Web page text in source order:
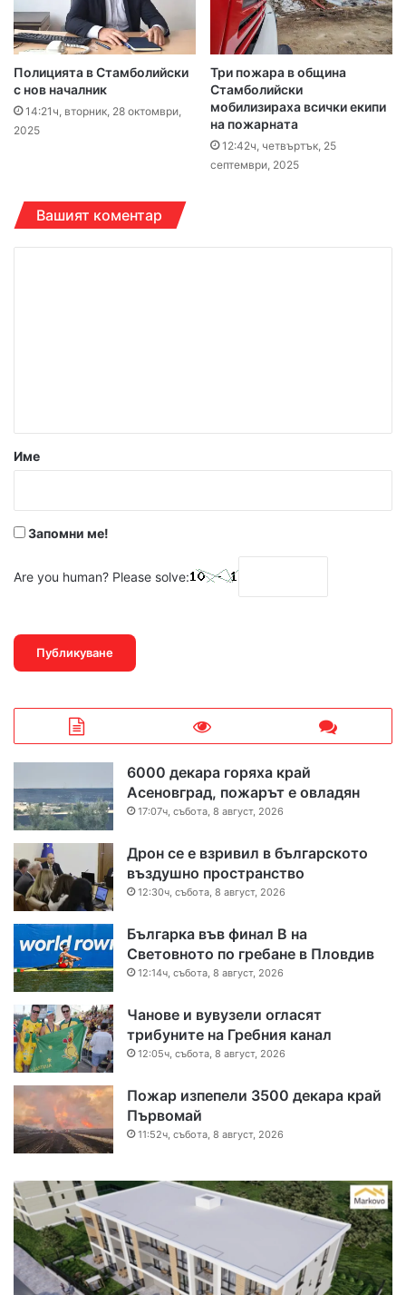
Полицията в Стамболийски
с нов началник
14:21ч, вторник, 28 октомври,
2025
Три пожара в община
Стамболийски
мобилизираха всички екипи
на пожарната
12:42ч, четвъртък, 25
септември, 2025
Вашият коментар
р
Име
Запомни ме!
Are you human? Please solve:
6000 декара горяха край
Асеновград, пожарът е овладян
17:07ч, събота, 8 август, 2026
Дрон се е взривил в българското
въздушно пространство
12:30ч, събота, 8 август, 2026
Българка във финал B на
Световното по гребане в Пловдив
12:14ч, събота, 8 август, 2026
Чанове и вувузели огласят
трибуните на Гребния канал
12:05ч, събота, 8 август, 2026
Пожар изпепели 3500 декара край
Първомай
11:52ч, събота, 8 август, 2026